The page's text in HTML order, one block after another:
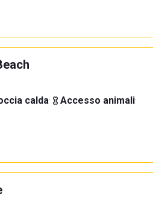
calda· Accesso animali·